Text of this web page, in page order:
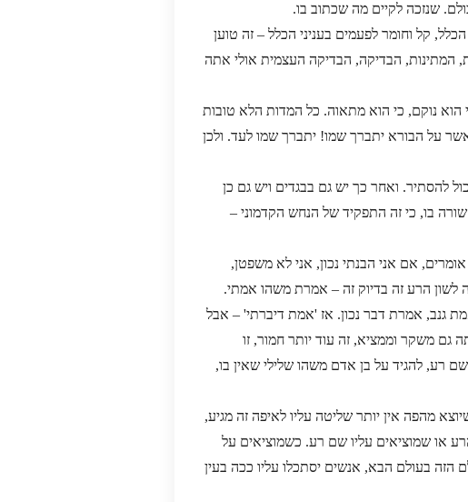
שנזכה לקיים מה שכתוב בו.
קל וחומר לפעמים בעניני הכלל – זה טוען
המתינות, הבדיקה, הבדיקה העצמית אולי אתה
הוא נוקם, כי הוא מתאוה. כל המדות הלא טובות
על הבורא יתברך שמו! יתברך שמו לעד. ולכן
להסתיר. ואחר כך יש גם בבגדים ויש גם כן
בו, כי זה התפקיד של הנחש הקדמוני –
אם אני הבנתי נכון, אני לא משפטן,
לשון הרע זה בדיוק זה – אמרת משהו אמתי.
גנב, אמרת דבר נכון. אז 'אמת דיברתי' – אבל
משקר וממציא, זה עוד יותר חמור, זו
להגיד על בן אדם משהו שלילי שאין בו,
מהפה אין יותר שליטה עליו לאיפה זה מגיע,
או שמוציאים עליו שם רע. כשמוציאים על
הזה בעולם הבא, אנשים יסתכלו עליו ככה בעין